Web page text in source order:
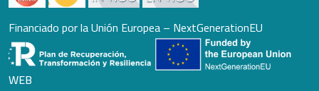
Financiado por la Unión Europea – NextGenerationEU
WEB